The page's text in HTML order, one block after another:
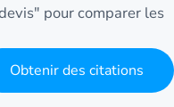
pour comparer les
Obtenir des citations